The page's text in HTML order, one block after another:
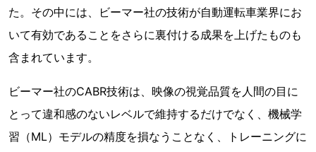
た。その中には、ビーマー社の技術が自動運転車業界にお
いて有効であることをさらに裏付ける成果を上げたものも
含まれています。
ビーマー社のCABR技術は、映像の視覚品質を人間の目に
とって違和感のないレベルで維持するだけでなく、機械学
習（ML）モデルの精度を損なうことなく、トレーニングに